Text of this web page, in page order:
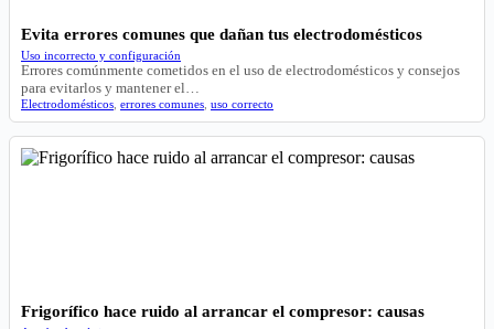
Evita errores comunes que dañan tus electrodomésticos
Uso incorrecto y configuración
Errores comúnmente cometidos en el uso de electrodomésticos y consejos
para evitarlos y mantener el…
Electrodomésticos errores comunes uso correcto
Frigorífico hace ruido al arrancar el compresor: causas